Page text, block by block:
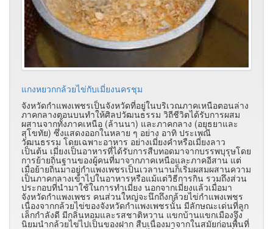
แกงหยวกกล้วยไข่กับเมี่ยงนครชุม
จังหวัดกำแพงเพชรเป็นจังหวัดที่อยู่ในบริเวณภาคเหนือตอนล่าง
ภาคกลางตอนบนทำให้ศิลปวัฒนธรรม วิถีชีวิตได้รับการผสม
ผสานจากทั้งภาคเหนือ (ล้านนา) และภาคกลาง (อยุธยาและ
สุโขทัย) ซึ่งแสดงออกในหลาย ๆ อย่าง อาทิ ประเพณี
วัฒนธรรม โดยเฉพาะอาหาร อย่างเมี่ยงคำหรือเมี่ยงลาว
เป็นต้น เมี่ยงเป็นอาหารที่ได้รับการสืบทอดมาจากบรรพบุรุษโดย
การย้ายถิ่นฐานของผู้คนที่มาจากภาคเหนือและภาคอีสาน แต่
เมื่อย้ายถิ่นมาอยู่กำแพงเพชรเป็นเวลานานก็เริ่มผสมผสานความ
เป็นภาคกลางเข้าไปในอาหารหรือแม้แต่วิธีการกิน รวมถึงส่วน
ประกอบที่นำมาใช้ในการทำเมี่ยง นอกจากเมี่ยงแล้วเมื่อมา
จังหวัดกำแพงเพชร คนส่วนใหญ่จะนึกถึงกล้วยไข่กำแพงเพชร
เนื่องจากกล้วยไข่ของจังหวัดกำแพงเพชรนั้น มีลักษณะเด่นที่ลูก
เล็กกำลังดี มีกลิ่นหอมและรสชาติหวาน แขกบ้านแขกเมืองจึง
นิยมนำกล้วยไข่ไปเป็นของฝาก สืบเนื่องมาจากในสมัยก่อนพื้นที่